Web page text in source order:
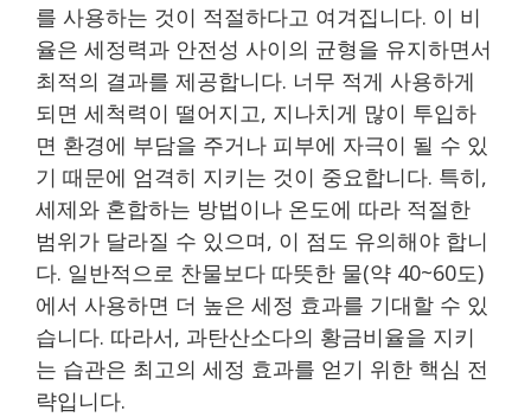
를 사용하는 것이 적절하다고 여겨집니다. 이 비
율은 세정력과 안전성 사이의 균형을 유지하면서
최적의 결과를 제공합니다. 너무 적게 사용하게
되면 세척력이 떨어지고, 지나치게 많이 투입하
면 환경에 부담을 주거나 피부에 자극이 될 수 있
기 때문에 엄격히 지키는 것이 중요합니다. 특히,
세제와 혼합하는 방법이나 온도에 따라 적절한
범위가 달라질 수 있으며, 이 점도 유의해야 합니
다. 일반적으로 찬물보다 따뜻한 물(약 40~60도)
에서 사용하면 더 높은 세정 효과를 기대할 수 있
습니다. 따라서, 과탄산소다의 황금비율을 지키
는 습관은 최고의 세정 효과를 얻기 위한 핵심 전
략입니다.